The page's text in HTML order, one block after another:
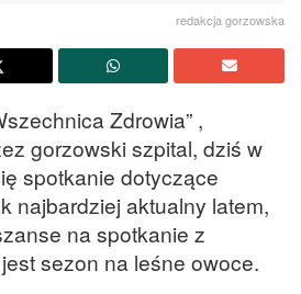
redakcja gorzowska
Zdrowia” ,
gorzowski szpital, dziś w
spotkanie dotyczące
najbardziej aktualny latem,
na spotkanie z
sezon na leśne owoce.